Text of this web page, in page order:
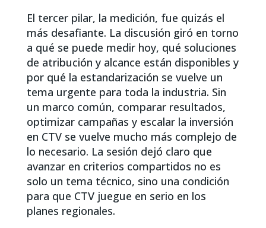
El tercer pilar, la medición, fue quizás el
más desafiante. La discusión giró en torno
a qué se puede medir hoy, qué soluciones
de atribución y alcance están disponibles y
por qué la estandarización se vuelve un
tema urgente para toda la industria. Sin
un marco común, comparar resultados,
optimizar campañas y escalar la inversión
en CTV se vuelve mucho más complejo de
lo necesario. La sesión dejó claro que
avanzar en criterios compartidos no es
solo un tema técnico, sino una condición
para que CTV juegue en serio en los
planes regionales.